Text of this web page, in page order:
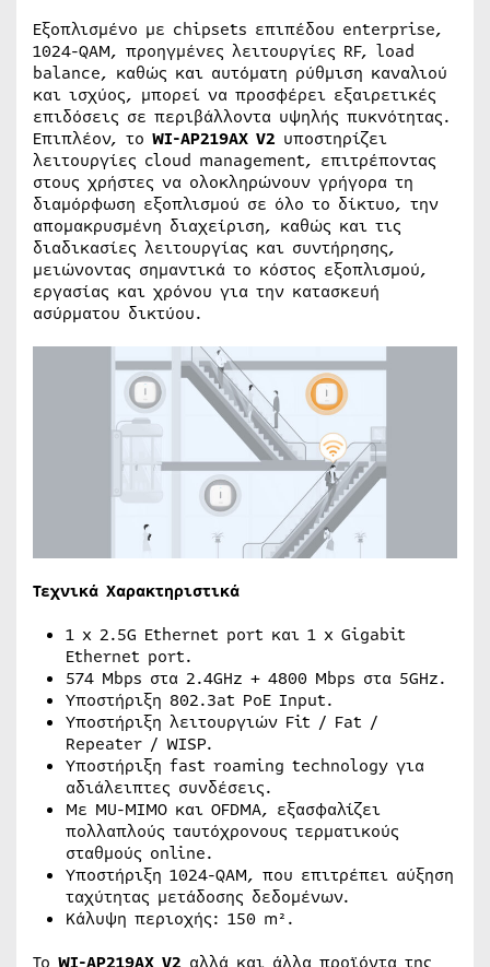
Εξοπλισμένο με chipsets επιπέδου enterprise,
1024-QAM, προηγμένες λειτουργίες RF, load
balance, καθώς και αυτόματη ρύθμιση καναλιού
και ισχύος, μπορεί να προσφέρει εξαιρετικές
επιδόσεις σε περιβάλλοντα υψηλής πυκνότητας.
Επιπλέον, το WI-AP219AX V2 υποστηρίζει
λειτουργίες cloud management, επιτρέποντας
στους χρήστες να ολοκληρώνουν γρήγορα τη
διαμόρφωση εξοπλισμού σε όλο το δίκτυο, την
απομακρυσμένη διαχείριση, καθώς και τις
διαδικασίες λειτουργίας και συντήρησης,
μειώνοντας σημαντικά το κόστος εξοπλισμού,
εργασίας και χρόνου για την κατασκευή
ασύρματου δικτύου.
Τεχνικά Χαρακτηριστικά
1 x 2.5G Ethernet port και 1 x Gigabit
Ethernet port.
574 Mbps στα 2.4GHz + 4800 Mbps στα 5GHz.
Υποστήριξη 802.3at PoE Input.
Υποστήριξη λειτουργιών Fit / Fat /
Repeater / WISP.
Υποστήριξη fast roaming technology για
αδιάλειπτες συνδέσεις.
Με MU-MIMO και OFDMA, εξασφαλίζει
πολλαπλούς ταυτόχρονους τερματικούς
σταθμούς online.
Υποστήριξη 1024-QAM, που επιτρέπει αύξηση
ταχύτητας μετάδοσης δεδομένων.
Κάλυψη περιοχής: 150 m².